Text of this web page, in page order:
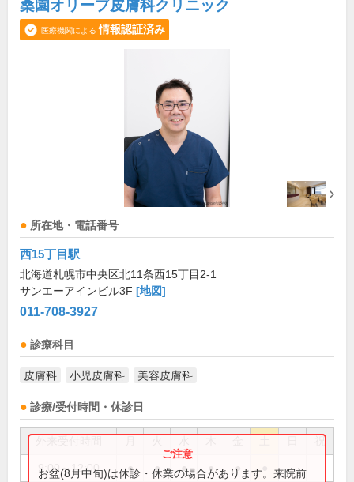
桑園オリーブ皮膚科クリニック
医療機関による 情報認証済み
所在地・電話番号
西15丁目駅
北海道札幌市中央区北11条西15丁目2-1
サンエーアインビル3F [地図]
011-708-3927
診療科目
皮膚科 小児皮膚科 美容皮膚科
診療/受付時間・休診日
祝
9:00～12:00 ● ● ● ● ●
お盆(8月中旬)は休診・休業の場合があります。来院前